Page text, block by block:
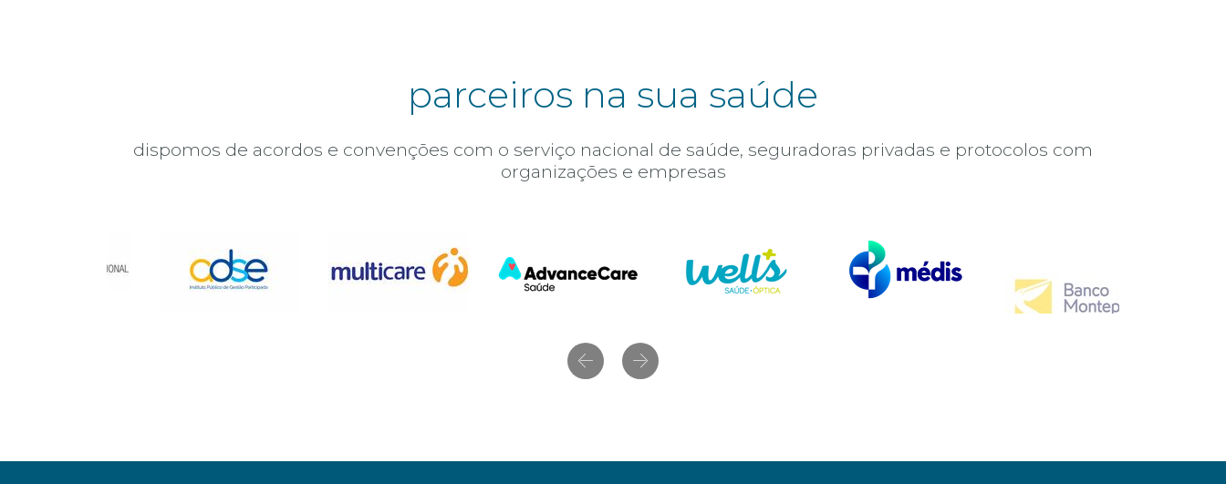
parceiros na sua saúde
dispomos de acordos e convenções com o serviço nacional de saúde, seguradoras privadas e protocolos com
organizações e empresas
Anterior Próximo